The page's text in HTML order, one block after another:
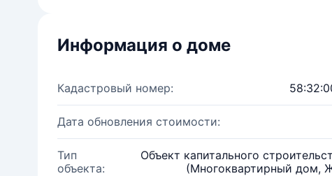
Информация о доме
Кадастровый номер:
Дата обновления стоимости:
Тип
объекта:
Объект капитального
(Многоквартирный дом,